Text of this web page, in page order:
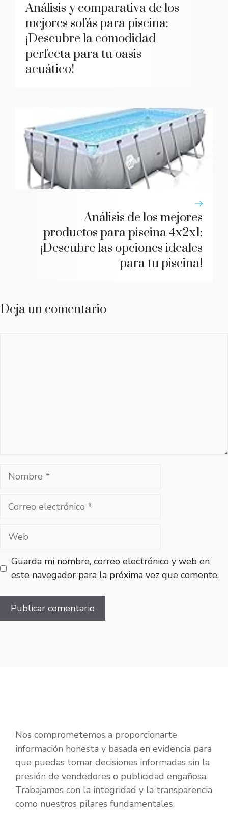
Análisis y comparativa de los
mejores sofás para piscina:
¡Descubre la comodidad
perfecta para tu oasis
acuático!
Análisis de los mejores
productos para piscina 4x2x1:
¡Descubre las opciones ideales
para tu piscina!
Deja un comentario
Nombre
Correo
Web
Guarda mi nombre, correo electrónico y web en
este navegador para la próxima vez que comente.
Nos comprometemos a proporcionarte
información honesta y basada en evidencia para
que puedas tomar decisiones informadas sin la
presión de vendedores o publicidad engañosa.
Trabajamos con la integridad y la transparencia
como nuestros pilares fundamentales,